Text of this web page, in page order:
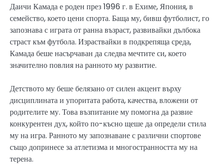
Даичи Камада е роден през 1996 г. в Ехиме, Япония, в
семейство, което цени спорта. Баща му, бивш футболист, го
запознава с играта от ранна възраст, развивайки дълбока
страст към футбола. Израствайки в подкрепяща среда,
Камада беше насърчаван да следва мечтите си, което
значително повлия на ранното му развитие.
Детството му беше белязано от силен акцент върху
дисциплината и упоритата работа, качества, вложени от
родителите му. Това възпитание му помогна да развие
конкурентен дух, който по-късно щеше да определи стила
му на игра. Ранното му запознаване с различни спортове
също допринесе за атлетизма и многостранността му на
терена.